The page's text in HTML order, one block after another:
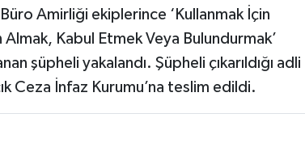
Amirliği ekiplerince ‘Kullanmak İçin
Kabul Etmek Veya Bulundurmak’
şüpheli yakalandı. Şüpheli çıkarıldığı adli
Ceza İnfaz Kurumu’na teslim edildi.